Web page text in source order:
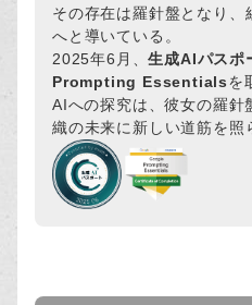
その存在は羅針盤となり
へと導いている。
2025年6月、生成AIパスポ
Prompting Essentialsを
AIへの探究は、彼女の羅針
織の未来に新しい道筋を照